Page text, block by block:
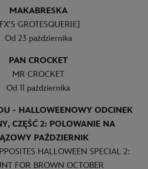
MAKABRESKA
GROTESQUERIE]
Od 23 października
PAN CROCKET
MR CROCKET
Od 11 października
- HALLOWEENOWY ODCINEK
CZĘŚĆ 2: POLOWANIE NA
PAŹDZIERNIK
HALLOWEEN SPECIAL 2:
FOR BROWN OCTOBER